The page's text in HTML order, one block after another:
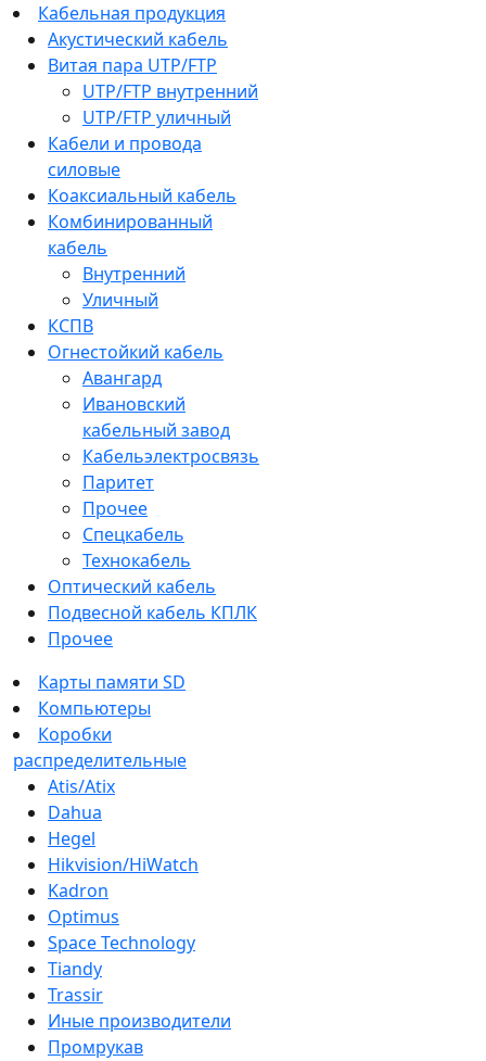
Кабельная продукция
Акустический кабель
Витая пара UTP/FTP
UTP/FTP внутренний
UTP/FTP уличный
Кабели и провода
силовые
Коаксиальный кабель
Комбинированный
кабель
Внутренний
Уличный
КСПВ
Огнестойкий кабель
Авангард
Ивановский
кабельный завод
Кабельэлектросвязь
Паритет
Прочее
Спецкабель
Технокабель
Оптический кабель
Подвесной кабель КПЛК
Прочее
Карты памяти SD
Компьютеры
Коробки
распределительные
Atis/Atix
Dahua
Hegel
Hikvision/HiWatch
Kadron
Optimus
Space Technology
Tiandy
Trassir
Иные производители
Промрукав